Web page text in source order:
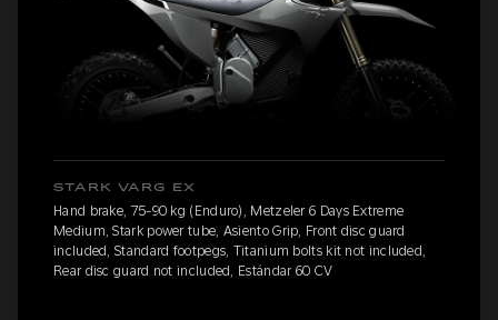
STARK VARG EX
Hand brake, 75-90 kg (Enduro), Metzeler 6 Days Extreme
Medium, Stark power tube, Asiento Grip, Front disc guard
included, Standard footpegs, Titanium bolts kit not included,
Rear disc guard not included, Estándar 60 CV